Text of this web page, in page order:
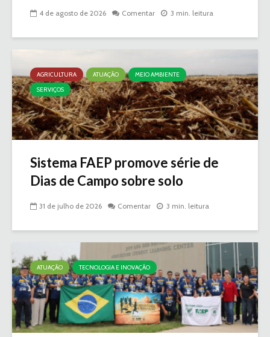
4 de agosto de 2026 Comentar 3 min. leitura
AGRICULTURA ATUAÇÃO
MEIO AMBIENTE
SERVIÇOS
Sistema FAEP promove série de
Dias de Campo sobre solo
31 de julho de 2026 Comentar 3 min. leitura
ATUAÇÃO TECNOLOGIA E INOVAÇÃO